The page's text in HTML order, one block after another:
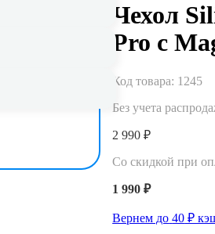
Чехол
Pro с
Код товара: 1245
Без учета
2 990 ₽
Со скидкой при
1 990 ₽
Вернем до 40 ₽